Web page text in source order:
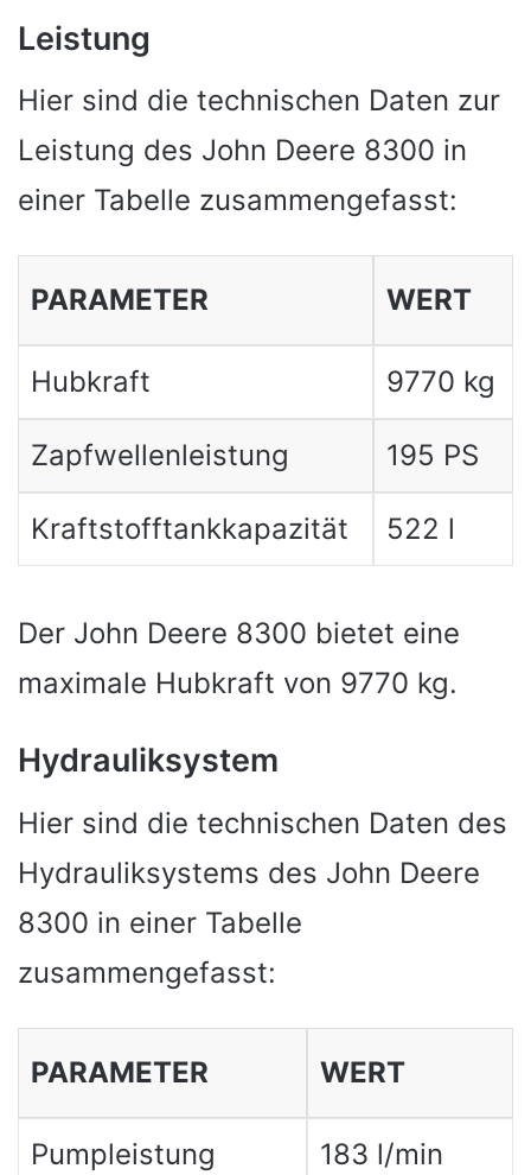
Leistung
Hier sind die technischen Daten zur
Leistung des John Deere 8300 in
einer Tabelle zusammengefasst:
PARAMETER WERT
Hubkraft 9770 kg
Zapfwellenleistung 195 PS
Kraftstofftankkapazität 522 l
Der John Deere 8300 bietet eine
maximale Hubkraft von 9770 kg.
Hydrauliksystem
Hier sind die technischen Daten des
Hydrauliksystems des John Deere
8300 in einer Tabelle
zusammengefasst:
PARAMETER WERT
Pumpleistung 183 l/min